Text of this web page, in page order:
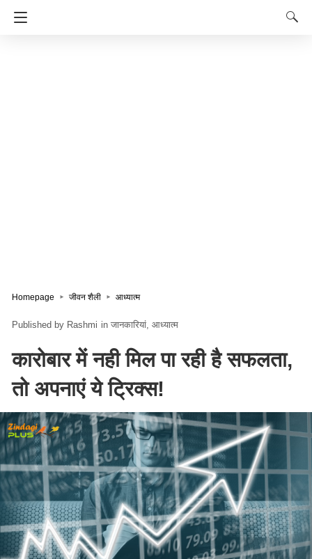
Homepage जीवन शैली आध्यात्म
Rashmi in जानकारियां आध्यात्म
कारोबार में नही मिल पा रही है सफलता,
तो अपनाएं ये ट्रिक्स!